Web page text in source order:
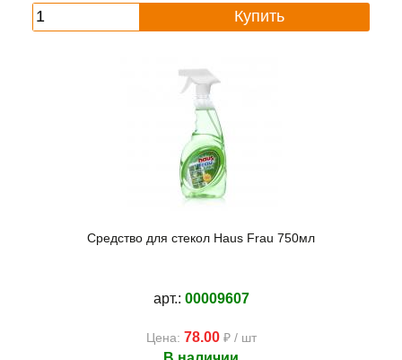
Купить
Средство для стекол Haus Frau 750мл
арт.: 00009607
Цена: 78.00₽ / шт